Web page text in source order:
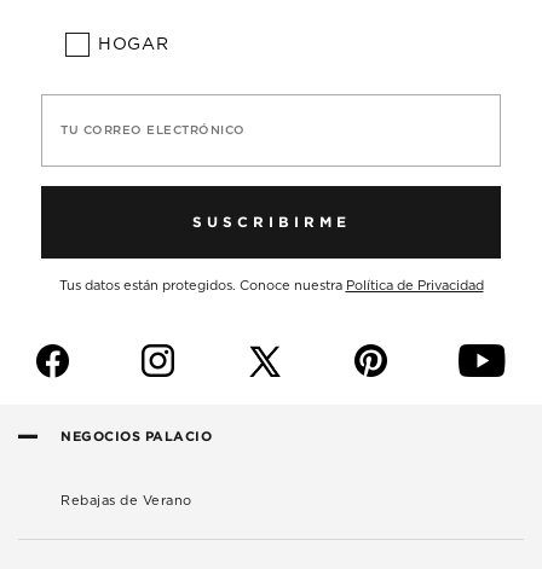
HOGAR
TU CORREO ELECTRÓNICO
SUSCRIBIRME
Tus datos están protegidos. Conoce nuestra Política de Privacidad
f i p y
NEGOCIOS PALACIO
Rebajas de Verano